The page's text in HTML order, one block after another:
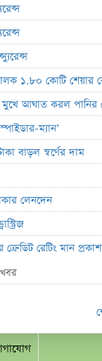
১.৮০ কোটি শেয়ার
মুখে আঘাত করল
ম্যান’
বাড়ল স্বর্ণের দাম
লেনদেন
রেটিং মান প্রকাশ
সংকটে উৎপাদন
বেড়েছে ১০ শতাংশ